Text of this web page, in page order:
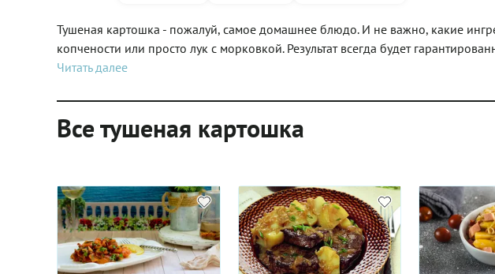
Тушеная картошка - пожалуй, самое домашнее блюдо. И не важно, какие
копчености или просто лук с морковкой. Результат всегда будет
Читать далее
Все тушеная картошка